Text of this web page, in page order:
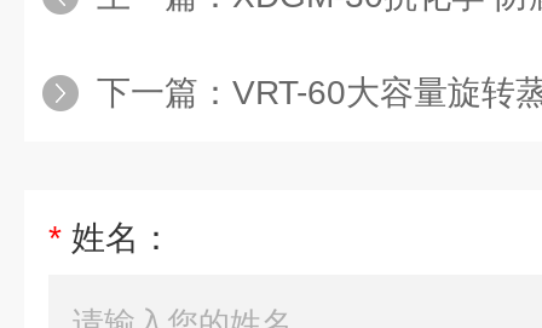
下一篇： VRT-60大容量旋转
* 姓名：